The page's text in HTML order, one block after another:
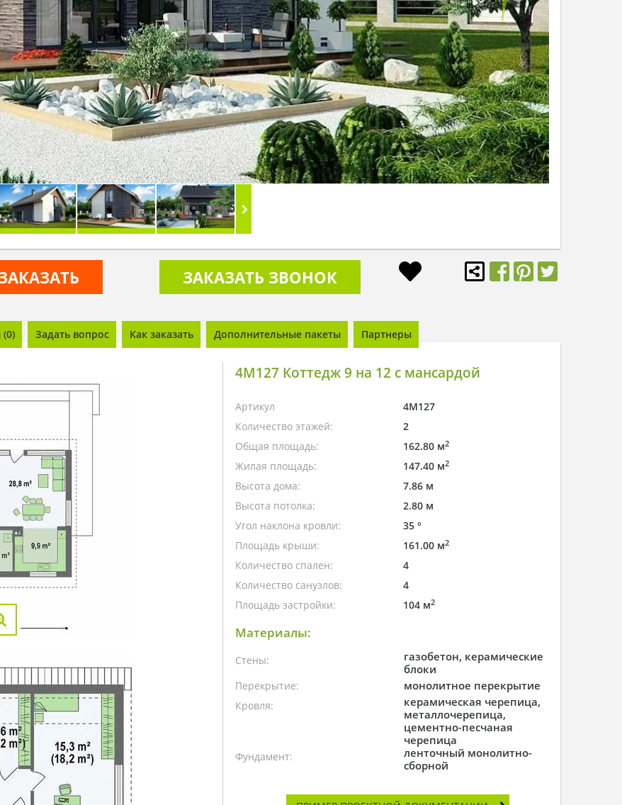
ЗАКАЗАТЬ ЗВОНОК
Задать вопрос Как заказать Дополнительные пакеты Партнеры
4M127 Коттедж 9 на 12 с мансардой
Артикул
4M127
Количество этажей:
2
Общая площадь:
162.80 м2
Жилая площадь: 147.40 м2
Высота дома:
7.86 м
Высота потолка:
2.80 м
Угол наклона кровли:
35 °
Площадь крыши:
161.00 м2
Количество спален:
4
Количество санузлов:
4
Площадь застройки:
104 м2
Материалы:
Стены:
газобетон, керамические
блоки
Перекрытие: монолитное перекрытие
Кровля:
керамическая черепица,
металлочерепица,
цементно-песчаная
черепица
Фундамент:
ленточный монолитно-
сборной